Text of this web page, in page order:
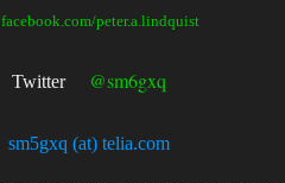
facebook.com/peter.a.lindquist
Twitter @sm6gxq
sm5gxq (at) telia.com